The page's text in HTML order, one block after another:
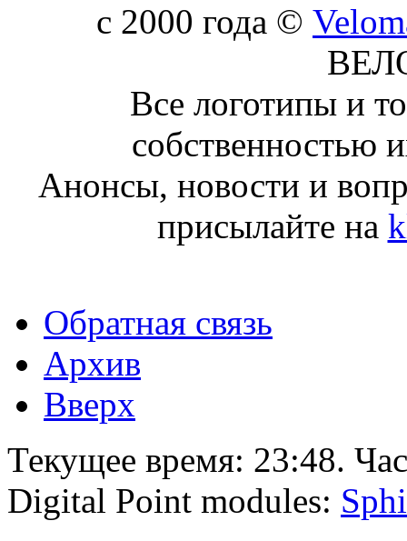
c 2000 года ©
Все логотипы и
собственностью
Анонсы, новости и
присылайте на
Обратная связь
Архив
Вверх
Текущее время: 23:48.
Digital Point modules: